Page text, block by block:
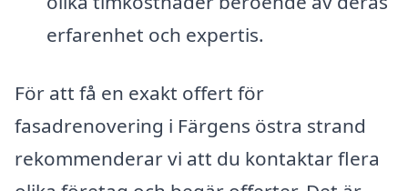
erfarenhet och expertis.
För att få en exakt offert för
fasadrenovering i Färgens östra strand
rekommenderar vi att du kontaktar flera